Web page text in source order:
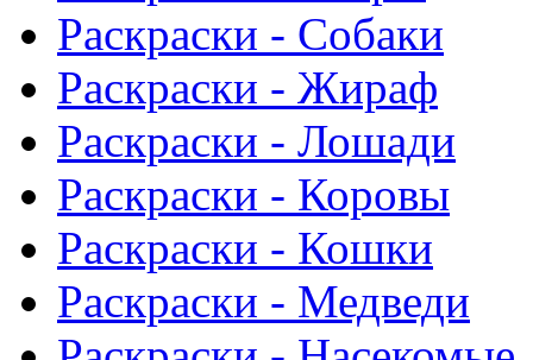
Раскраски - Собаки
Раскраски - Жираф
Раскраски - Лошади
Раскраски - Коровы
Раскраски - Кошки
Раскраски - Медведи